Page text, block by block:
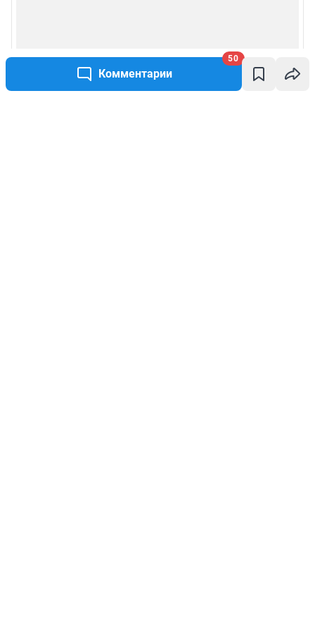
Комментарии
50